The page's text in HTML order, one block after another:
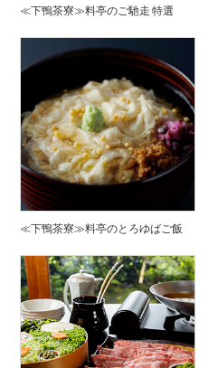
≪下鴨茶寮≫料亭のご馳走 特選
≪下鴨茶寮≫料亭のとろゆばご飯